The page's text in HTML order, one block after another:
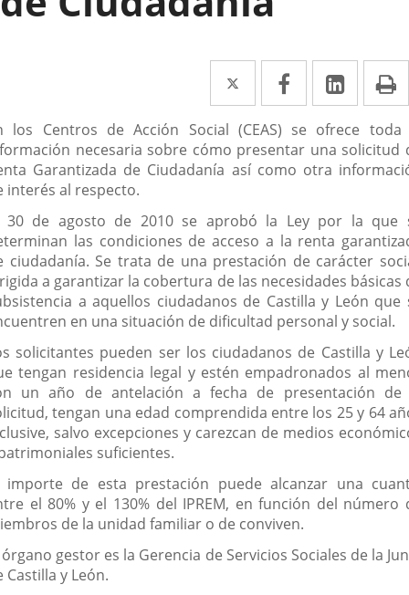
Twitter
Enlace
a
una
aplicación
Facebook
Enlace
a
una
aplicación
Enlace
a
una
los Centros de Acción Social (CEAS) se ofrece toda
necesaria sobre cómo presentar una solicitud
Garantizada de Ciudadanía así como otra
interés al respecto.
30 de agosto de 2010 se aprobó la Ley por la que
las condiciones de acceso a la renta
ciudadanía. Se trata de una prestación de carácter
a garantizar la cobertura de las necesidades básicas
a aquellos ciudadanos de Castilla y León que
en una situación de dificultad personal y social.
solicitantes pueden ser los ciudadanos de Castilla y
tengan residencia legal y estén empadronados al
un año de antelación a fecha de presentación de
tengan una edad comprendida entre los 25 y 64
salvo excepciones y carezcan de medios
suficientes.
importe de esta prestación puede alcanzar una
el 80% y el 130% del IPREM, en función del número
de la unidad familiar o de conviven.
órgano gestor es la Gerencia de Servicios Sociales de la
Castilla y León.